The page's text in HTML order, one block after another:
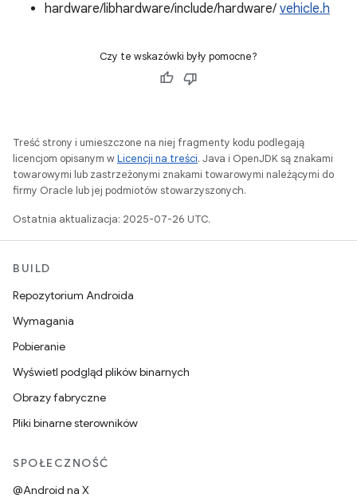
hardware/libhardware/include/hardware/ vehicle.h
Czy te wskazówki były pomocne?
Treść strony i umieszczone na niej fragmenty kodu podlegają
licencjom opisanym wLicencji na treści. Java i OpenJDK są znakami
towarowymi lub zastrzeżonymi znakami towarowymi należącymi do
firmy Oracle lub jej podmiotów stowarzyszonych.
Ostatnia aktualizacja: 2025-07-26 UTC.
BUILD
Repozytorium Androida
Wymagania
Pobieranie
Wyświetl podgląd plików binarnych
Obrazy fabryczne
Pliki binarne sterowników
SPOŁECZNOŚĆ
@Android na X